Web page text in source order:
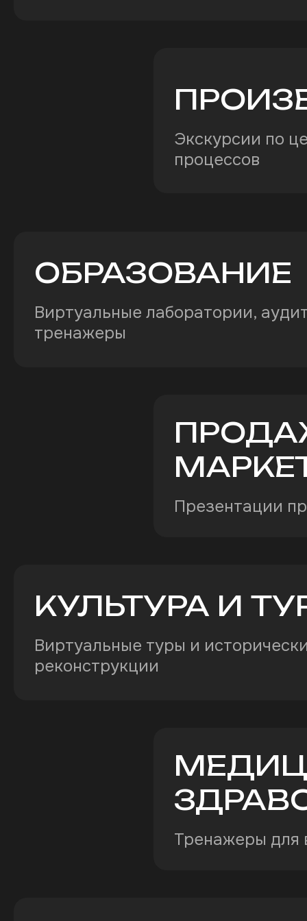
Экскурсии по
процессов
ОБРАЗОВАНИЕ
Виртуальные лаборатории,
тренажеры
Презентации
КУЛЬТУРА И
Виртуальные туры и
реконструкции
Тренажеры для